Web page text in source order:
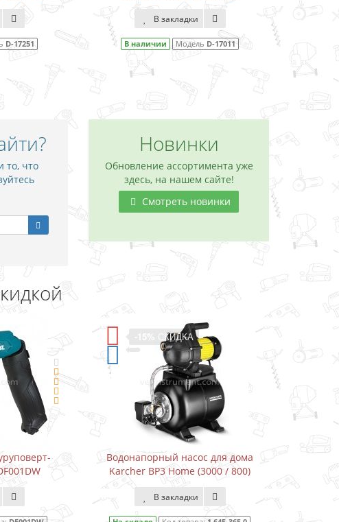
В закладки
В наличии МодельD-17011
В закладки
В наличии Модель
то, что
Новинки
Обновление ассортимента уже
здесь, на нашем сайте!
Смотреть новинки
СКИДКА
насос для дома
Home (3000 / 800)
В закладки
-11%СКИДКА
Водонапорный насос для дома
Karcher BP3 Home&Garden (3300 /
В закладки